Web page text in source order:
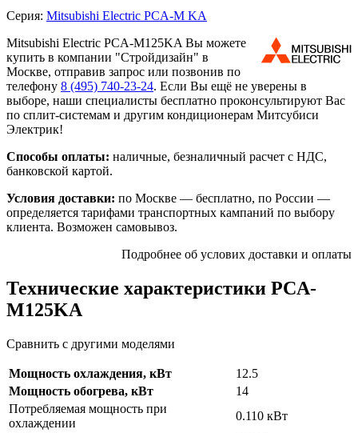
Серия: Mitsubishi Electric PCA-M KA
Mitsubishi Electric PCA-M125KA Вы можете
купить в компании "Стройдизайн" в
Москве, отправив запрос или позвонив по
телефону 8 (495) 740-23-24. Если Вы ещё не уверены в
выборе, наши специалисты бесплатно проконсультируют Вас
по сплит-системам и другим кондиционерам Митсубиси
Электрик!
Способы оплаты: наличные, безналичный расчет с НДС,
банковской картой.
Условия доставки: по Москве — бесплатно, по России —
определяется тарифами транспортных кампаний по выбору
клиента. Возможен самовывоз.
Подробнее об услових доставки и оплаты
Технические характеристики PCA-
M125KA
Сравнить с другими моделями
Мощность охлаждения, кВт
12.5
Мощность обогрева, кВт
14
Потребляемая мощность при
охлаждении
0.110 кВт